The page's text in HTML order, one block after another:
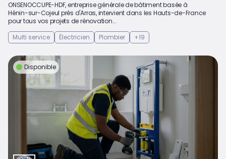
ONSENOCCUPE-HDF, entreprise générale de bâtiment basée à
Hénin-sur-Cojeul près d'Arras, intervient dans les Hauts-de-France
pour tous vos projets de rénovation...
Multi service
Électricien Plombier +19
Disponible